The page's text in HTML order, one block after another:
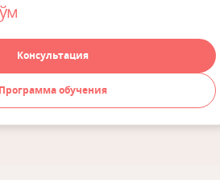
Консультация
Программа обучения